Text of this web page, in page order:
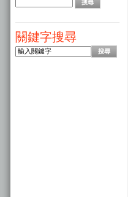
關鍵字搜尋